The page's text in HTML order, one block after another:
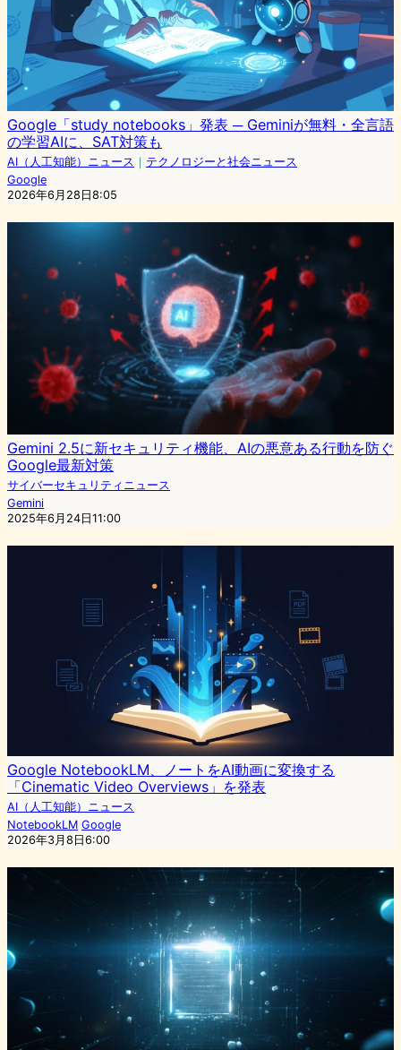
Google「study notebooks」発表 ─ Geminiが無料・全言語
の学習AIに、SAT対策も
AI（人工知能）ニュース ｜ テクノロジーと社会ニュース
Google
2026年6月28日8:05
Gemini 2.5に新セキュリティ機能、AIの悪意ある行動を防ぐ
Google最新対策
サイバーセキュリティニュース
Gemini
2025年6月24日11:00
Google NotebookLM、ノートをAI動画に変換する
「Cinematic Video Overviews」を発表
AI（人工知能）ニュース
NotebookLM Google
2026年3月8日6:00